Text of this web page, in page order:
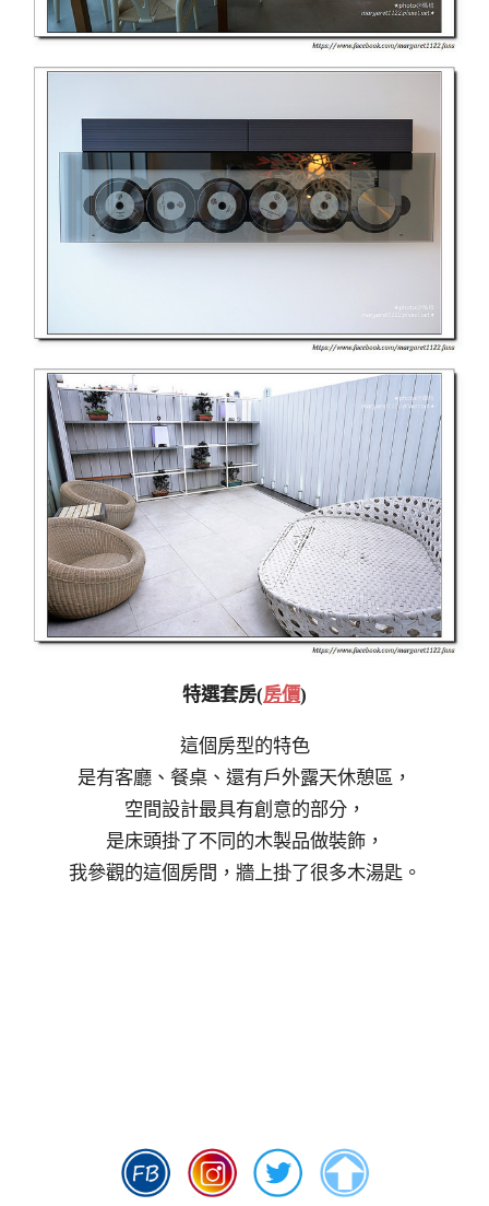
特選套房(房價)
這個房型的特色
是有客廳、餐桌、還有戶外露天休憩區，
空間設計最具有創意的部分，
是床頭掛了不同的木製品做裝飾，
我參觀的這個房間，牆上掛了很多木湯匙。